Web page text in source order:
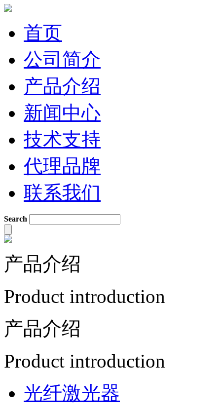
首页
公司简介
产品介绍
新闻中心
技术支持
代理品牌
联系我们
Search
产品介绍
Product introduction
产品介绍
Product introduction
光纤激光器